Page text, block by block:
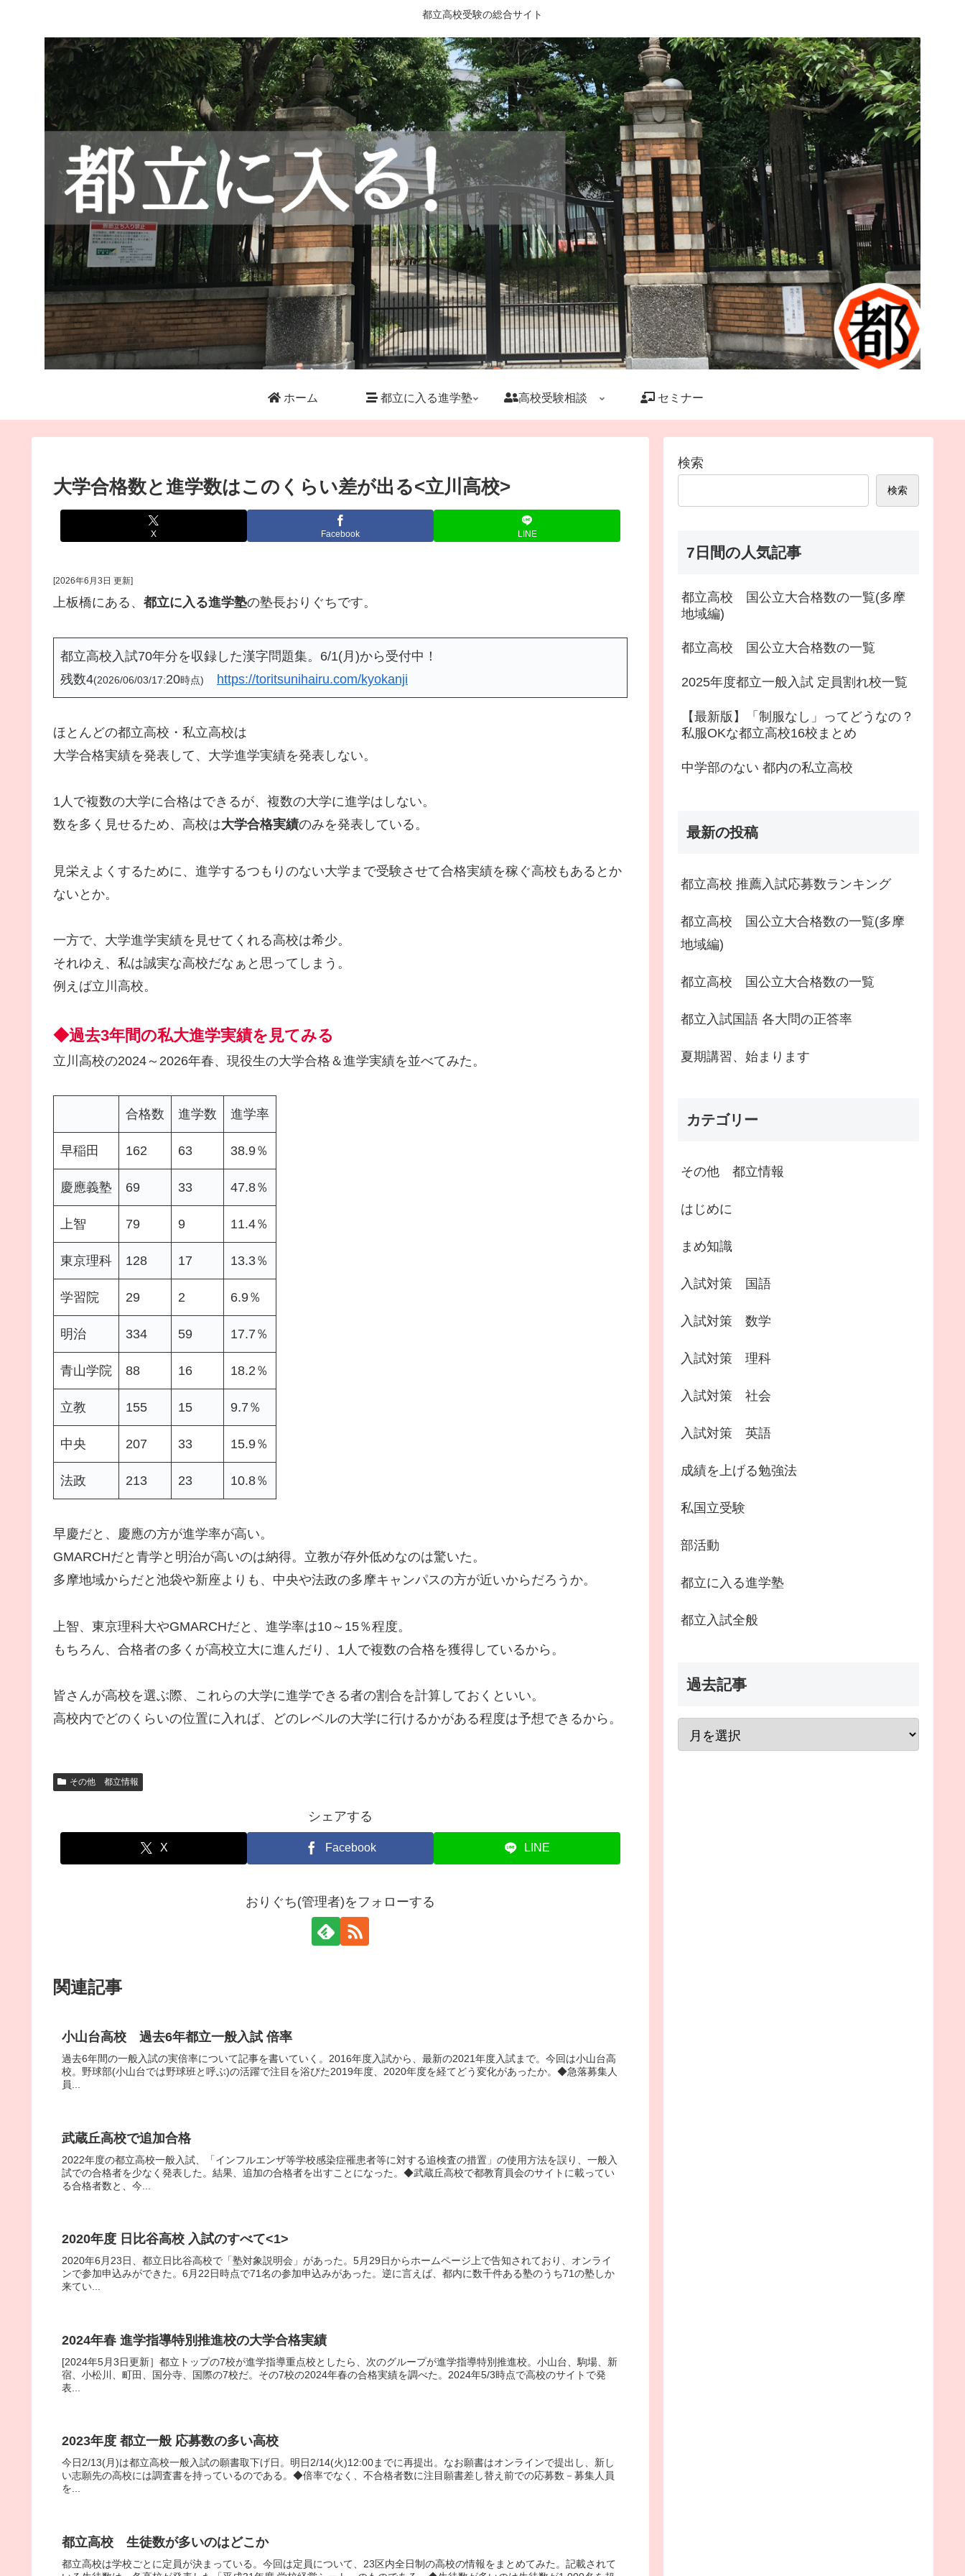
都立高校受験の総合サイト
ホーム 都立に入る進学塾 高校受験相談 セミナー
大学合格数と進学数はこのくらい差が出る<立川高校>
X Facebook LINE
[2026年6月3日 更新]
上板橋にある、 都立に入る進学塾の塾長おりぐちです。
都立高校入試70年分を収録した漢字問題集。6/1(月)から受付中！
残数4(2026/06/03/17:20時点) https://toritsunihairu.com/kyokanji
ほとんどの都立高校・私立高校は
大学合格実績を発表して、大学進学実績を発表しない。
1人で複数の大学に合格はできるが、複数の大学に進学はしない。
数を多く見せるため、高校は大学合格実績のみを発表している。
見栄えよくするために、進学するつもりのない大学まで受験させて合格実績を稼ぐ高校もあるとか
ないとか。
一方で、大学進学実績を見せてくれる高校は希少。
それゆえ、私は誠実な高校だなぁと思ってしまう。
例えば立川高校。
◆過去3年間の私大進学実績を見てみる
立川高校の2024～2026年春、現役生の大学合格＆進学実績を並べてみた。
合格数 進学数 進学率
早稲田 162 63 38.9％
慶應義塾 69 33 47.8％
上智 79 9 11.4％
東京理科 128 17 13.3％
学習院 29 2 6.9％
明治 334 59 17.7％
青山学院 88 16 18.2％
立教 155 15 9.7％
中央 207 33 15.9％
法政 213 23 10.8％
早慶だと、慶應の方が進学率が高い。
GMARCHだと青学と明治が高いのは納得。立教が存外低めなのは驚いた。
多摩地域からだと池袋や新座よりも、中央や法政の多摩キャンパスの方が近いからだろうか。
上智、東京理科大やGMARCHだと、進学率は10～15％程度。
もちろん、合格者の多くが高校立大に進んだり、1人で複数の合格を獲得しているから。
皆さんが高校を選ぶ際、これらの大学に進学できる者の割合を計算しておくといい。
高校内でどのくらいの位置に入れば、どのレベルの大学に行けるかがある程度は予想できるから。
その他 都立情報
シェアする
X Facebook LINE
おりぐち(管理者)をフォローする
関連記事
小山台高校 過去6年都立一般入試 倍率
過去6年間の一般入試の実倍率について記事を書いていく。2016年度入試から、最新の2021年度入試まで。今回は小山台高
校。野球部(小山台では野球班と呼ぶ)の活躍で注目を浴びた2019年度、2020年度を経てどう変化があったか。◆急落募集人
員...
武蔵丘高校で追加合格
2022年度の都立高校一般入試、「インフルエンザ等学校感染症罹患者等に対する追検査の措置」の使用方法を誤り、一般入
試での合格者を少なく発表した。結果、追加の合格者を出すことになった。◆武蔵丘高校で都教育員会のサイトに載ってい
る合格者数と、今...
2020年度 日比谷高校 入試のすべて<1>
2020年6月23日、都立日比谷高校で「塾対象説明会」があった。5月29日からホームページ上で告知されており、オンライ
ンで参加申込みができた。6月22日時点で71名の参加申込みがあった。逆に言えば、都内に数千件ある塾のうち71の塾しか
来てい...
2024年春 進学指導特別推進校の大学合格実績
[2024年5月3日更新］都立トップの7校が進学指導重点校としたら、次のグループが進学指導特別推進校。小山台、駒場、新
宿、小松川、町田、国分寺、国際の7校だ。その7校の2024年春の合格実績を調べた。2024年5/3時点で高校のサイトで発
表...
2023年度 都立一般 応募数の多い高校
今日2/13(月)は都立高校一般入試の願書取下げ日。明日2/14(火)12:00までに再提出。なお願書はオンラインで提出し、新し
い志願先の高校には調査書を持っているのである。◆倍率でなく、不合格者数に注目願書差し替え前での応募数－募集人員
を...
都立高校 生徒数が多いのはどこか
都立高校は学校ごとに定員が決まっている。今回は定員について、23区内全日制の高校の情報をまとめてみた。記載されて
検索
検索
7日間の人気記事
都立高校 国公立大合格数の一覧(多摩
地域編)
都立高校 国公立大合格数の一覧
2025年度都立一般入試 定員割れ校一覧
【最新版】「制服なし」ってどうなの？
私服OKな都立高校16校まとめ
中学部のない 都内の私立高校
最新の投稿
都立高校 推薦入試応募数ランキング
都立高校 国公立大合格数の一覧(多摩
地域編)
都立高校 国公立大合格数の一覧
都立入試国語 各大問の正答率
夏期講習、始まります
カテゴリー
その他 都立情報
はじめに
まめ知識
入試対策 国語
入試対策 数学
入試対策 理科
入試対策 社会
入試対策 英語
成績を上げる勉強法
私国立受験
部活動
都立に入る進学塾
都立入試全般
過去記事